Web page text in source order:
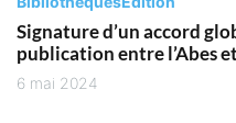
Signature d’un accord
publication entre l’Abes
6 mai 2024